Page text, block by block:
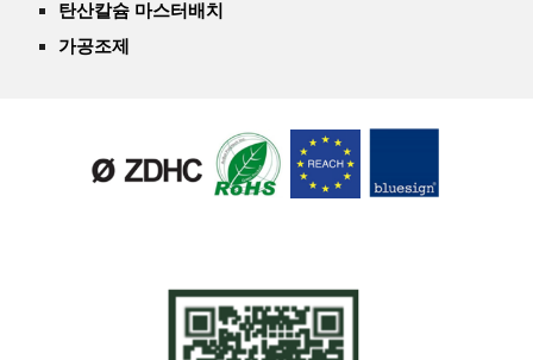
탄산칼슘 마스터배치
가공조제